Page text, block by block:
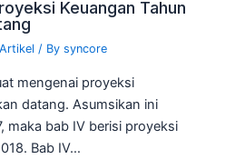
Keuangan Tahun
Artikel / Bysyncore
mengenai proyeksi
datang. Asumsikan ini
maka bab IV berisi proyeksi
Bab IV…